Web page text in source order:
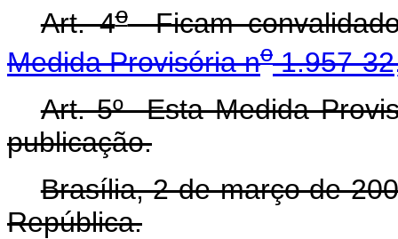
Art. 4oFicam
Medida Provisória no1.957-
Art. 5º Esta Medida
publicação.
Brasília, 2 de março de
República.